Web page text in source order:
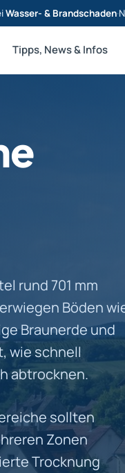
Wasser- & Brandschaden·
Tipps, News & Infos
rund 701 mm
Böden
Braunerde und
wie schnell
abtrocknen.
sollten
Zonen
Trocknung